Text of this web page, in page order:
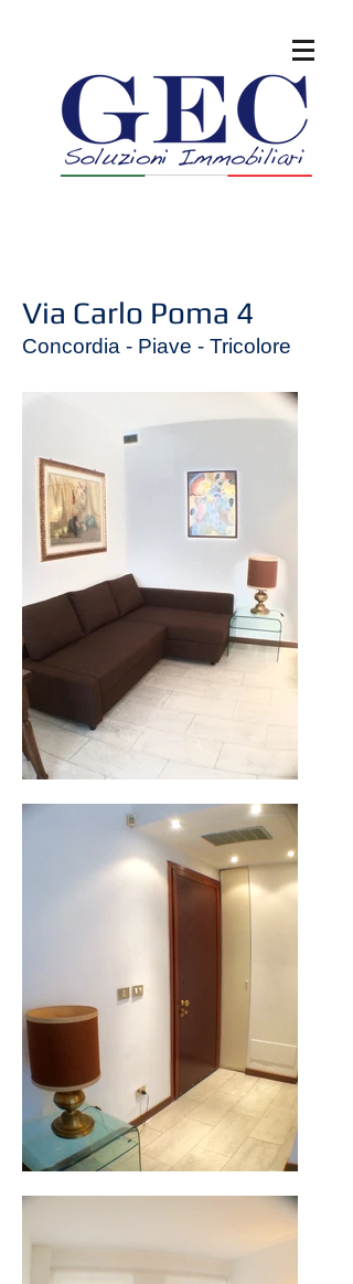
Via Carlo Poma 4
Concordia - Piave - Tricolore